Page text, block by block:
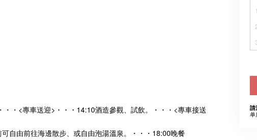
・・<專車送迎>・・・14:10酒造參觀、試飲。・・・<專車接送
自由前往海邊散步、或自由泡湯溫泉。・・・18:00晚餐
請
单